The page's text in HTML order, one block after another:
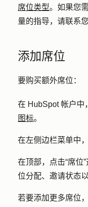
席位类型。如果您
量的指导，请联系
添加席位
要购买额外席位：
在 HubSpot 帐户中
图标。
在左侧边栏菜单中
在顶部，点击“席位”
位分配、邀请状态
若要添加更多席位